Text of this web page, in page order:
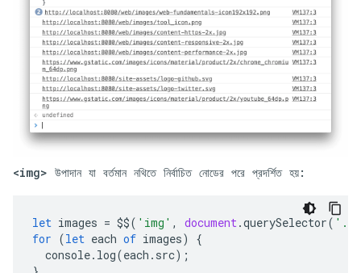
<img> উপাদান যা বর্তমান নথিতে নির্বাচিত নোডের পরে প্রদর্শিত হয়:
let images = $$( 'img' , document .querySelector(
for (let each of images)
{
console. log(each . src);